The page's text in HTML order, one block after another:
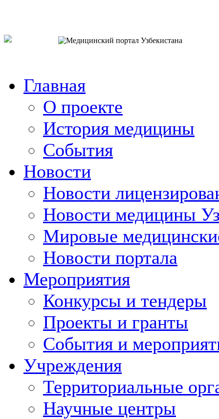
Главная
О проекте
История медицины
События
Новости
Новости
Новости медицины
Мировые
Новости портала
Мероприятия
Конкурсы и тендеры
Проекты и гранты
События и
Учреждения
Территориальные
Научные центры